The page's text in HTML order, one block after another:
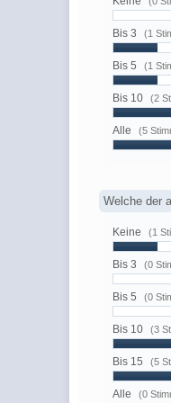
Bis 3 (1
Bis 5 (1
Bis 10 (2
Alle (5
Welche der
Keine (1
Bis 3 (0
Bis 5 (0
Bis 10 (3
Bis 15 (5
Alle (0